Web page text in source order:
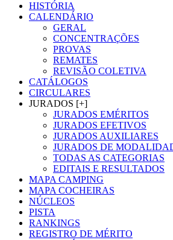
HISTÓRIA
CALENDÁRIO
GERAL
CONCENTRAÇÕES
PROVAS
REMATES
REVISÃO COLETIVA
CATÁLOGOS
CIRCULARES
JURADOS [+]
JURADOS EMÉRITOS
JURADOS EFETIVOS
JURADOS AUXILIARES
JURADOS DE
TODAS AS CATEGORIAS
EDITAIS E RESULTADOS
MAPA CAMPING
MAPA COCHEIRAS
NÚCLEOS
PISTA
RANKINGS
REGISTRO DE MÉRITO